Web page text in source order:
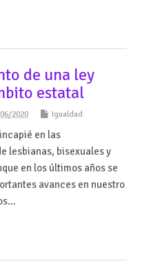
de una ley
estatal
2020 Igualdad
en las
lesbianas, bisexuales y
en los últimos años se
avances en nuestro